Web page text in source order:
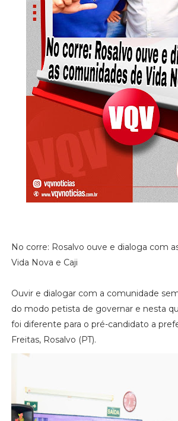
No corre: Rosalvo ouve e dialoga com
Vida Nova e Caji
Ouvir e dialogar com a comunidade
do modo petista de governar e nesta
foi diferente para o pré-candidato a
Freitas, Rosalvo (PT).